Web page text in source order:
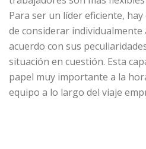
Para ser un líder eficiente,
de considerar individualmente
acuerdo con sus
situación en cuestión. Esta
papel muy importante a la
equipo a lo largo del viaje